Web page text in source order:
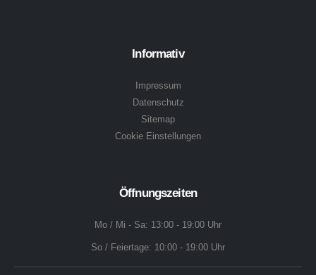
Informativ
Impressum
Datenschutz
Sitemap
Cookie Einstellungen
Öffnungszeiten
Mo / Mi - Sa: 13:00 - 19:00 Uhr
So / Feiertage: 10:00 - 19:00 Uhr